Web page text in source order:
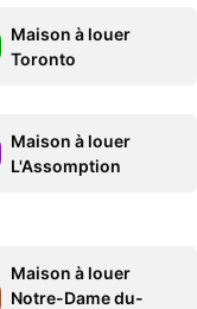
Maison à louer
Toronto
Maison à louer
L'Assomption
Maison à louer
Notre-Dame du-